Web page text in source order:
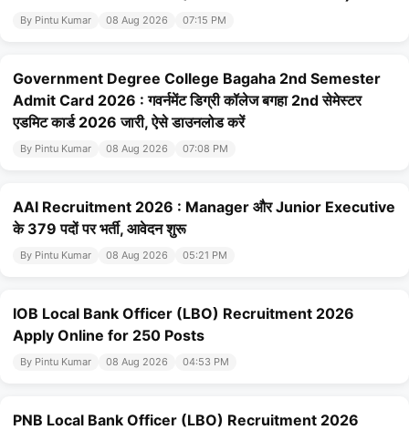
By Pintu Kumar 08 Aug 2026 07:15 PM
Government Degree College Bagaha 2nd Semester
Admit Card 2026 : गवर्नमेंट डिग्री कॉलेज बगहा 2nd सेमेस्टर
एडमिट कार्ड 2026 जारी, ऐसे डाउनलोड करें
By Pintu Kumar 08 Aug 2026 07:08 PM
AAI Recruitment 2026 : Manager और Junior Executive
के 379 पदों पर भर्ती, आवेदन शुरू
By Pintu Kumar 08 Aug 2026 05:21 PM
IOB Local Bank Officer (LBO) Recruitment 2026
Apply Online for 250 Posts
By Pintu Kumar 08 Aug 2026 04:53 PM
PNB Local Bank Officer (LBO) Recruitment 2026